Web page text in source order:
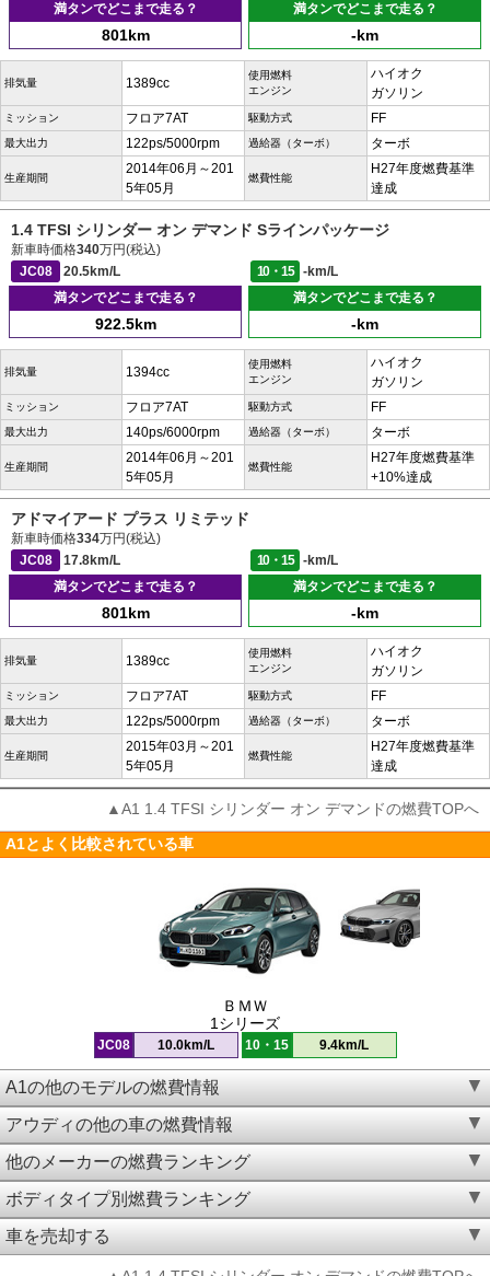
満タンでどこまで走る？
801km
満タンでどこまで走る？
-km
排気量 1389cc
使用燃料
エンジン
ハイオク
ガソリン
ミッション フロア7AT 駆動方式 FF
最大出力 122ps/5000rpm 過給器（ターボ） ターボ
生産期間
2014年06月～201
5年05月
燃費性能
H27年度燃費基準
達成
1.4 TFSI シリンダー オン デマンド Sラインパッケージ
新車時価格340万円(税込)
JC08
20.5km/L 10・15
-km/L
満タンでどこまで走る？
922.5km
満タンでどこまで走る？
-km
排気量 1394cc
使用燃料
エンジン
ハイオク
ガソリン
ミッション フロア7AT 駆動方式 FF
最大出力 140ps/6000rpm 過給器（ターボ） ターボ
生産期間
2014年06月～201
5年05月
燃費性能
H27年度燃費基準
+10%達成
アドマイアード プラス リミテッド
新車時価格334万円(税込)
JC08
17.8km/L 10・15
-km/L
満タンでどこまで走る？
801km
満タンでどこまで走る？
-km
排気量 1389cc
使用燃料
エンジン
ハイオク
ガソリン
ミッション フロア7AT 駆動方式 FF
最大出力 122ps/5000rpm 過給器（ターボ） ターボ
生産期間
2015年03月～201
5年05月
燃費性能
H27年度燃費基準
達成
▲A1 1.4 TFSI シリンダー オン デマンドの燃費TOPへ
A1とよく比較されている車
ＢＭＷ
1シリーズ
JC08 10.0km/L 10・15 9.4km/L
A1の他のモデルの燃費情報
アウディの他の車の燃費情報
他のメーカーの燃費ランキング
ボディタイプ別燃費ランキング
車を売却する